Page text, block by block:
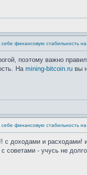
себе финансовую стабильность на
поэтому важно
На mining-bitcoin.ru вы
себе финансовую стабильность на
с доходами и
советами - учусь не